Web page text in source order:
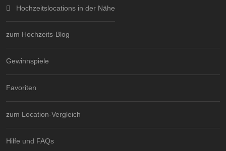
Hochzeitslocations in der Nähe
zum Hochzeits-Blog
Gewinnspiele
Favoriten
zum Location-Vergleich
Hilfe und FAQs